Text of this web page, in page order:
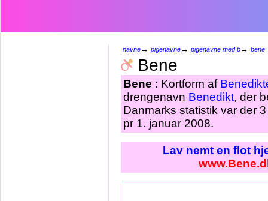
navne→ pigenavne→ pigenavne med b→ bene
Bene
Bene : Kortform af
drengenavn Benedikt, der
Danmarks statistik var der
pr 1. januar 2008.
Lav nemt en flot